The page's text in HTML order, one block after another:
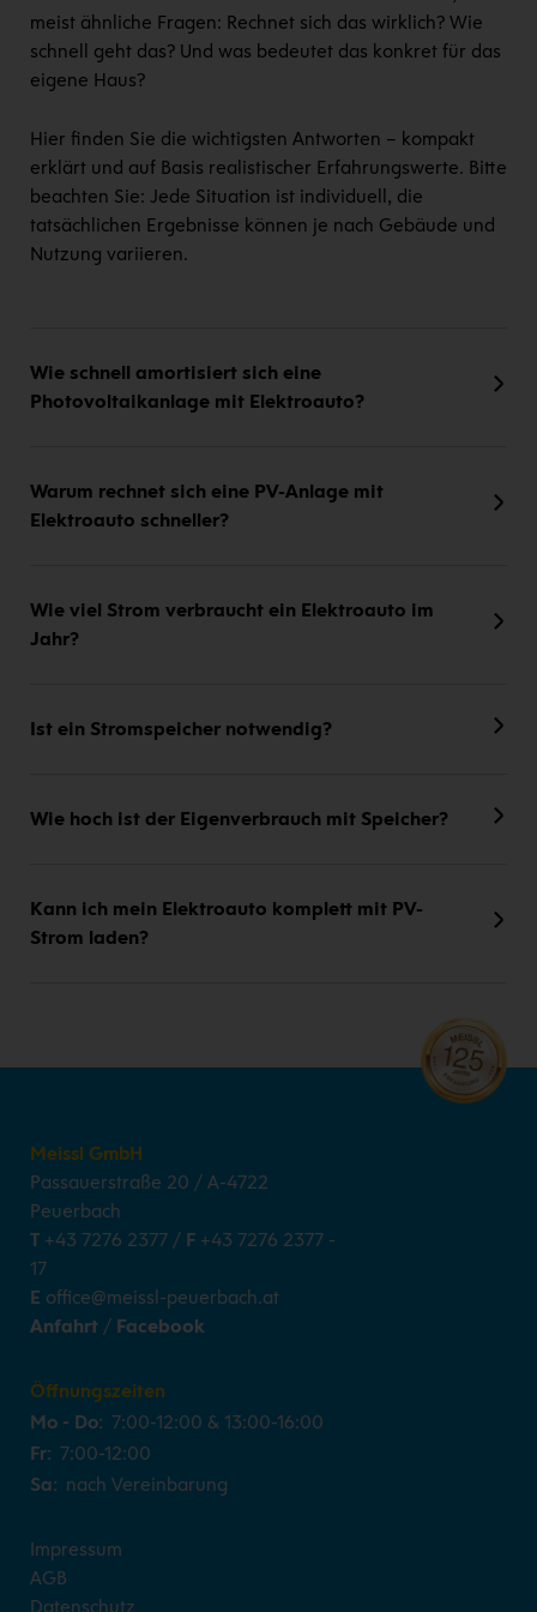
meist ähnliche Fragen: Rechnet sich das wirklich? Wie
schnell geht das? Und was bedeutet das konkret für das
eigene Haus?
Hier finden Sie die wichtigsten Antworten – kompakt
erklärt und auf Basis realistischer Erfahrungswerte. Bitte
beachten Sie: Jede Situation ist individuell, die
tatsächlichen Ergebnisse können je nach Gebäude und
Nutzung variieren.
Wie schnell amortisiert sich eine
Photovoltaikanlage mit Elektroauto?
Warum rechnet sich eine PV-Anlage mit
Elektroauto schneller?
Wie viel Strom verbraucht ein Elektroauto im
Jahr?
Ist ein Stromspeicher notwendig?
Wie hoch ist der Eigenverbrauch mit Speicher?
Kann ich mein Elektroauto komplett mit PV-
Strom laden?
Meissl GmbH
Passauerstraße 20 / A-4722
Peuerbach
T +43 7276 2377 / F +43 7276 2377 -
17
E office@meissl-peuerbach.at
Anfahrt / Facebook
Öffnungszeiten
Mo - Do: 7:00-12:00 & 13:00-16:00
Fr: 7:00-12:00
Sa: nach Vereinbarung
Impressum
AGB
Datenschutz